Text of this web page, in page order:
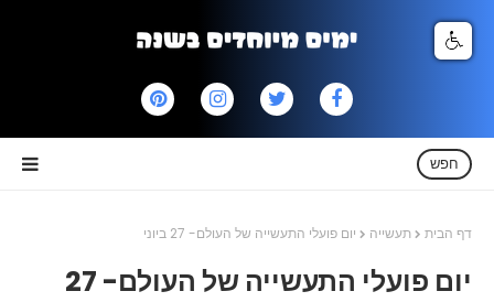
חפש
דף הבית תעשייה יום פועלי התעשייה של העולם- 27 ביוני
יום פועלי התעשייה של העולם- 27